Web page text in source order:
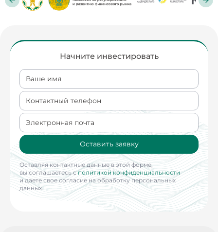
Начните инвестировать
Ваше имя
Контактный телефон
Электронная почта
Оставить заявку
Оставляя контактные данные в этой форме,
вы соглашаетесь сполитикой конфиденциальности
и даете свое согласие на обработку персональных
данных.